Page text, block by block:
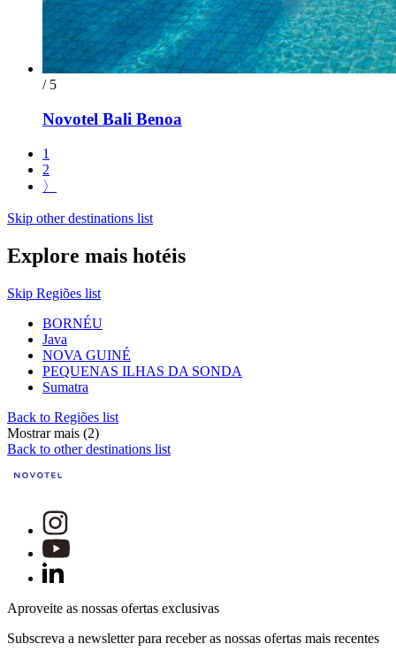
/ 5
Novotel Bali Benoa
1
2
〉
Skip other destinations list
Explore mais hotéis
Skip Regiões list
BORNÉU
Java
NOVA GUINÉ
PEQUENAS ILHAS DA SONDA
Sumatra
Back to Regiões list
Mostrar mais (2)
Back to other destinations list
Aproveite as nossas ofertas exclusivas
Subscreva a newsletter para receber as nossas ofertas mais recentes